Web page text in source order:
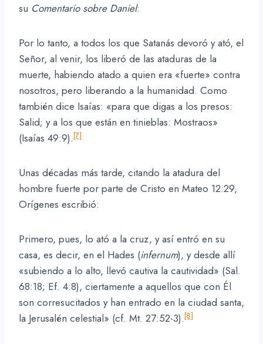
su Comentario sobre Daniel:
Por lo tanto, a todos los que Satanás devoró y ató, el
Señor, al venir, los liberó de las ataduras de la
muerte, habiendo atado a quien era «fuerte» contra
nosotros, pero liberando a la humanidad. Como
también dice Isaías: «para que digas a los presos:
Salid; y a los que están en tinieblas: Mostraos»
(Isaías 49:9).[7]
Unas décadas más tarde, citando la atadura del
hombre fuerte por parte de Cristo en Mateo 12:29,
Orígenes escribió:
Primero, pues, lo ató a la cruz, y así entró en su
casa, es decir, en el Hades (infernum), y desde allí
«subiendo a lo alto, llevó cautiva la cautividad» (Sal.
68:18; Ef. 4:8), ciertamente a aquellos que con Él
son corresucitados y han entrado en la ciudad santa,
la Jerusalén celestial» (cf. Mt. 27:52-3).[8]